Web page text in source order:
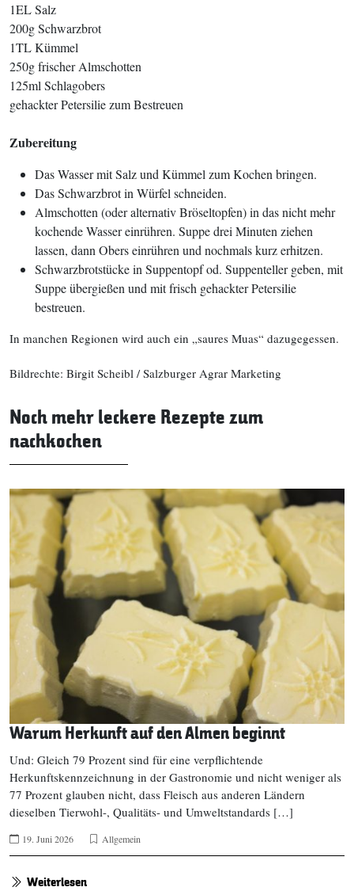
1EL Salz
200g Schwarzbrot
1TL Kümmel
250g frischer Almschotten
125ml Schlagobers
gehackter Petersilie zum Bestreuen
Zubereitung
Das Wasser mit Salz und Kümmel zum Kochen bringen.
Das Schwarzbrot in Würfel schneiden.
Almschotten (oder alternativ Bröseltopfen) in das nicht mehr
kochende Wasser einrühren. Suppe drei Minuten ziehen
lassen, dann Obers einrühren und nochmals kurz erhitzen.
Schwarzbrotstücke in Suppentopf od. Suppenteller geben, mit
Suppe übergießen und mit frisch gehackter Petersilie
bestreuen.
In manchen Regionen wird auch ein „saures Muas“ dazugegessen.
Bildrechte: Birgit Scheibl / Salzburger Agrar Marketing
Noch mehr leckere Rezepte zum
nachkochen
Warum Herkunft auf den Almen beginnt
Und: Gleich 79 Prozent sind für eine verpflichtende
Herkunftskennzeichnung in der Gastronomie und nicht weniger als
77 Prozent glauben nicht, dass Fleisch aus anderen Ländern
dieselben Tierwohl-, Qualitäts- und Umweltstandards […]
19. Juni 2026 Allgemein
Weiterlesen